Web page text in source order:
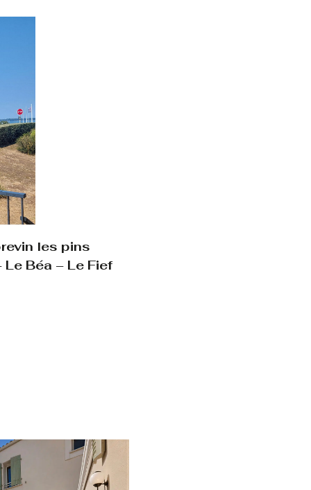
les pins
Le Béa – Le Fief